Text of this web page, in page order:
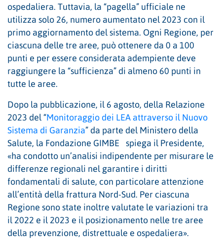
ospedaliera. Tuttavia, la “pagella” ufficiale ne
utilizza solo 26, numero aumentato nel 2023 con il
primo aggiornamento del sistema. Ogni Regione, per
ciascuna delle tre aree, può ottenere da 0 a 100
punti e per essere considerata adempiente deve
raggiungere la “sufficienza” di almeno 60 punti in
tutte le aree.
Dopo la pubblicazione, il 6 agosto, della Relazione
2023 del “Monitoraggio dei LEA attraverso il Nuovo
Sistema di Garanzia” da parte del Ministero della
Salute, la Fondazione GIMBE spiega il Presidente,
«ha condotto un’analisi indipendente per misurare le
differenze regionali nel garantire i diritti
fondamentali di salute, con particolare attenzione
all’entità della frattura Nord-Sud. Per ciascuna
Regione sono state inoltre valutate le variazioni tra
il 2022 e il 2023 e il posizionamento nelle tre aree
della prevenzione, distrettuale e ospedaliera».